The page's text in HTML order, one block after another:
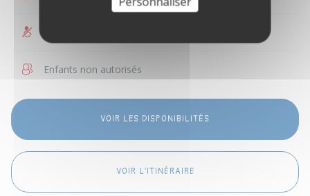
Enfants non autorisés
VOIR LES DISPONIBILITÉS
VOIR L'ITINÉRAIRE